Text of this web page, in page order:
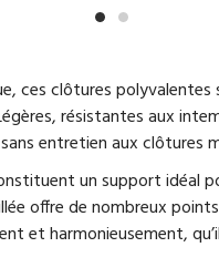
ces clôtures
résistantes aux
entretien aux clôtures
un support idéal
offre de nombreux
et harmonieusement,